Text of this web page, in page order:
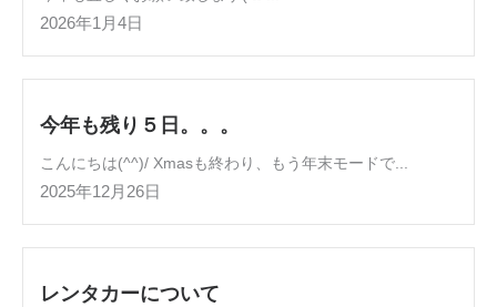
2026年1月4日
今年も残り５日。。。
こんにちは(^^)/ Xmasも終わり、もう年末モードで...
2025年12月26日
レンタカーについて